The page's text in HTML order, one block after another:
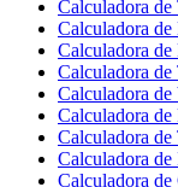
Calculadora de
Calculadora de
Calculadora
Calculadora de
Calculadora
Calculadora de
Calculadora de
Calculadora de
Calculadora de